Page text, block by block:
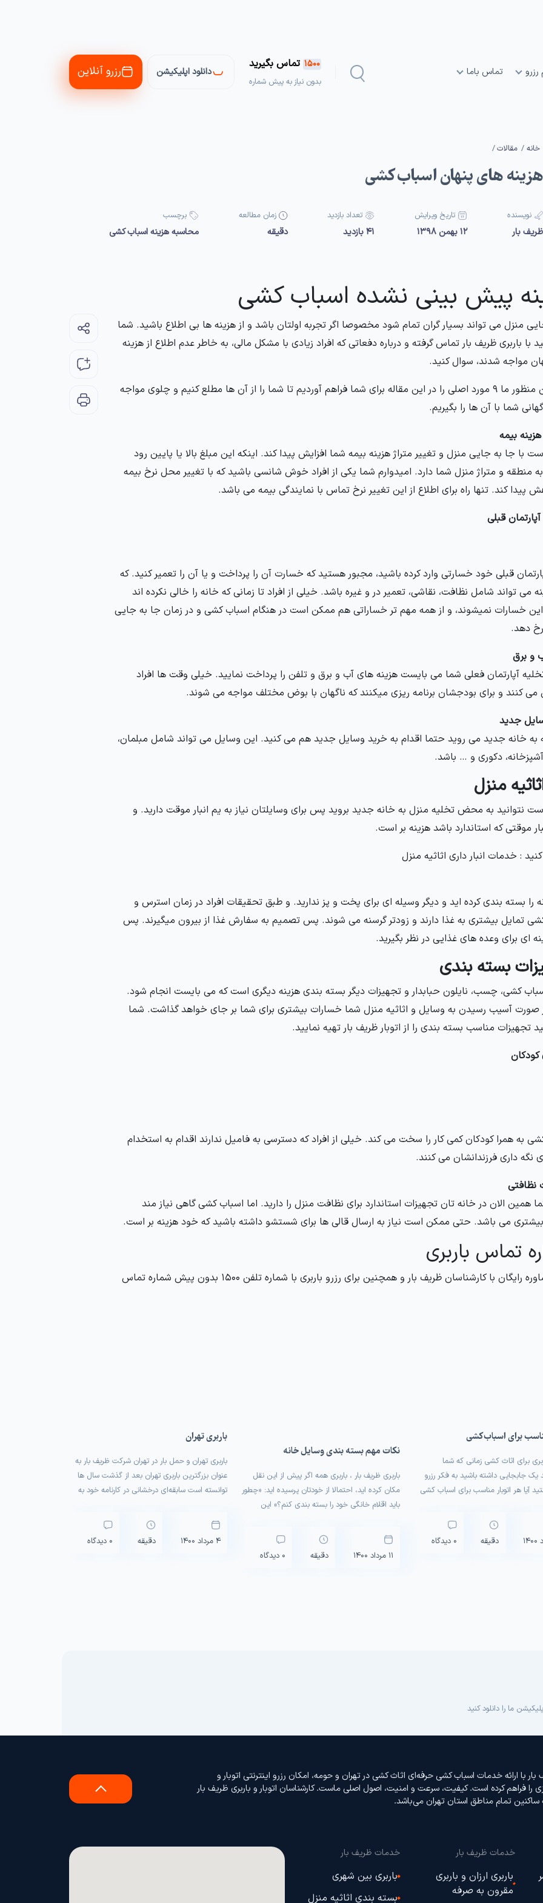
رزرو تماس باما
1500 تماس بگیرید
بدون نیاز به پیش شماره
دانلود اپلیکیشن رزرو آنلاین
خانه مقالات
هزینه های پنهان اسباب کشی
نویسنده
ظریف بار
تاریخ ویرایش
12 بهمن 1398
تعداد بازدید
41 بازدید
زمان مطالعه
دقیقه
برچسب
محاسبه هزینه اسباب کشی
پیش بینی نشده اسباب کشی
منزل می تواند بسیار گران تمام شود مخصوصا اگر تجربه اولتان باشد و از هزینه ها بی اطلاع باشید. شما
با باربری ظریف بار تماس گرفته و درباره دفعاتی که افراد زیادی با مشکل مالی، به خاطر عدم اطلاع از هزینه
مواجه شدند، سوال کنید.
به همین منظور ما 9 مورد اصلی را در این مقاله برای شما فراهم آوردیم تا شما را از آن ها مطلع کنیم و چلوی مواجه
شما با آن ها را بگیریم.
بیمه
با جا به جایی منزل و تغییر متراژ هزینه بیمه شما افزایش پیدا کند. اینکه این مبلغ بالا یا پایین رود
منطقه و متراژ منزل شما دارد. امیدوارم شما یکی از افراد خوش شانسی باشید که با تغییر محل نرخ بیمه
پیدا کند. تنها راه برای اطلاع از این تغییر نرخ تماس با نمایندگی بیمه می باشد.
قبلی
قبلی خود خسارتی وارد کرده باشید، مجبور هستید که خسارت آن را پرداخت و یا آن را تعمیر کنید. که
می تواند شامل نظافت، نقاشی، تعمیر در و غیره باشد. خیلی از افراد تا زمانی که خانه را خالی نکرده اند
خسارات نمیشوند، و از همه مهم تر خساراتی هم ممکن است در هنگام اسباب کشی و در زمان جا به جایی
دهد.
و برق
آپارتمان فعلی شما می بایست هزینه های آب و برق و تلفن را پرداخت نمایید. خیلی وقت ها افراد
کنند و برای بودجشان برنامه ریزی میکنند که ناگهان با بوض مختلف مواجه می شوند.
جدید
به خانه جدید می روید حتما اقدام به خرید وسایل جدید هم می کنید. این وسایل می تواند شامل مبلمان،
دکوری و … باشد.
منزل
نتوانید به محض تخلیه منزل به خانه جدید بروید پس برای وسایلتان نیاز به یم انبار موقت دارید. و
موقتی که استاندارد باشد هزینه بر است.
: خدمات انبار داری اثاثیه منزل
را بسته بندی کرده اید و دیگر وسیله ای برای پخت و پز ندارید. و طبق تحقیقات افراد در زمان استرس و
تمایل بیشتری به غذا دارند و زودتر گرسنه می شوند. پس تصمیم به سفارش غذا از بیرون میگیرند. پس
ای برای وعده های غذایی در نظر بگیرید.
بسته بندی
کشی، چسب، نایلون حبابدار و تجهیزات دیگر بسته بندی هزینه دیگری است که می بایست انجام شود.
آسیب رسیدن به وسایل و اثاثیه منزل شما خسارات بیشتری برای شما بر جای خواهد گذاشت. شما
تجهیزات مناسب بسته بندی را از اتوبار ظریف بار تهیه نمایید.
کودکان
به همرا کودکان کمی کار را سخت می کند. خیلی از افراد که دسترسی به فامیل ندارند اقدام به استخدام
نگه داری فرزندانشان می کنند.
نظافتی
همین الان در خانه تان تجهیزات استاندارد برای نظافت منزل را دارید. اما اسباب کشی گاهی نیاز مند
می باشد. حتی ممکن است نیاز به ارسال قالی ها برای شستشو داشته باشید که خود هزینه بر است.
تماس باربری
برای مشاوره رایگان با کارشناسان ظریف بار و همچنین برای رزرو باربری با شماره تلفن 1500 بدون پیش شماره تماس
برای اسباب کشی
برای اثاث کشی زمانی که شما
جابجایی داشته باشید به فکر رزرو
آیا هر اتوبار مناسب برای اسباب کشی
که باید به آن توجه کرد ظریف بار به
و معتبر ترین باربری تهران شناخته شده
[…]
دقیقه 0 دیدگاه
نکات مهم بسته بندی وسایل خانه
باربری ظریف بار ، باربری همه اگر پیش از این نقل
مکان کرده اید، احتمالا از خودتان پرسیده اید: «چطور
باید اقلام خانگی خود را بسته بندی کنم؟» این
خودتان قصد بسته بندی وسایل خود را دارید، بدانید
که این امر جزء اصلی هر جابجایی […]
11 مرداد 1400 دقیقه 0 دیدگاه
باربری تهران
باربری تهران و حمل بار در تهران شرکت ظریف بار به
عنوان بزرگترین باربری تهران بعد از گذشت سال ها
توانسته است سابقه‌ای درخشانی در کارنامه خود به
شماره 1500 تماس حاصل فرمایید. تهران پایتخت
کشور عزیزمان ایران یکی از بزرگ‌ترین کلان شهر های
کشور است […]
4 مرداد 1400 دقیقه 0 دیدگاه
ما را دانلود کنید
بار با ارائه خدمات اسباب کشی حرفه‌ای اثاث‌ کشی در تهران و حومه، امکان رزرو اینترنتی اتوبار و
را فراهم کرده است. کیفیت، سرعت و امنیت، اصول اصلی ماست. کارشناسان اتوبار و باربری ظریف بار
ساکنین تمام مناطق استان تهران می‌باشد.
خدمات ظریف بار
باربری ارزان و باربری
مقرون به صرفه
خدمات ظریف بار
باربری بین شهری
بسته بندی اثاثیه منزل